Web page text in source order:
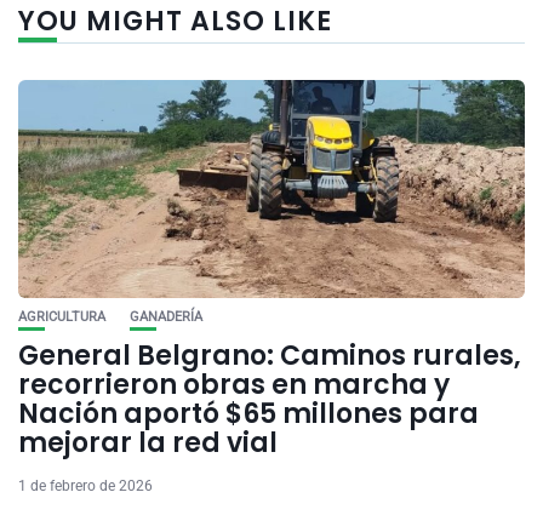
YOU MIGHT ALSO LIKE
AGRICULTURA GANADERÍA
General Belgrano: Caminos rurales,
recorrieron obras en marcha y
Nación aportó $65 millones para
mejorar la red vial
1 de febrero de 2026